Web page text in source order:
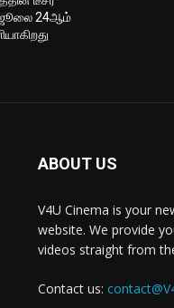
ஜூலை 24ஆம்
ABOUT US
V4U Cinema is your
website. We provide
videos straight from
Contact us: